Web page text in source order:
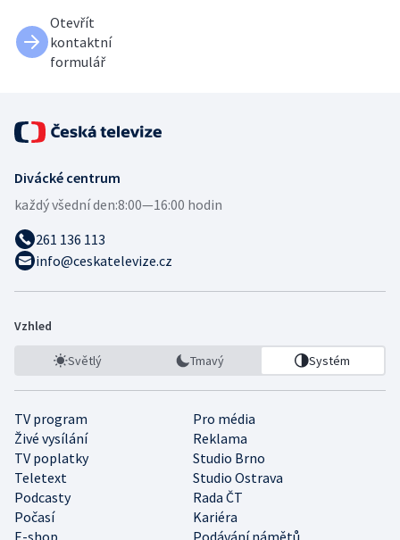
Otevřít
kontaktní
formulář
Divácké centrum
každý všední den:8:00—16:00 hodin
261 136 113
info@ceskatelevize.cz
Vzhled
Světlý Tmavý Systém
TV program
Pro média
Živé vysílání
Reklama
TV poplatky
Studio Brno
Teletext
Studio Ostrava
Podcasty
Rada ČT
Počasí
Kariéra
E-shop
Podávání námětů